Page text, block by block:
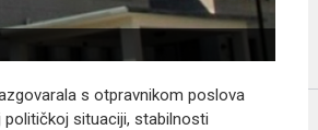
s otpravnikom poslova
političkoj situaciji, stabilnosti